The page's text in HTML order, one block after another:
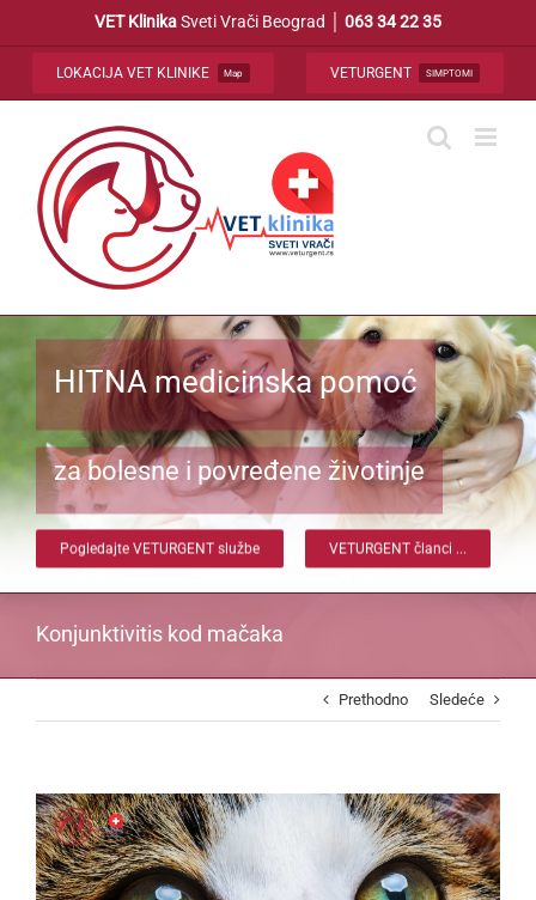
VET KlinikaSveti Vrači Beograd │ 063 34 22 35
LOKACIJA VET KLINIKE Map VETURGENT SIMPTOMI
HITNA medicinska pomoć
za bolesne i povređene životinje
Pogledajte VETURGENT službe VETURGENT članci ...
Konjunktivitis kod mačaka
Prethodno Sledeće
View
Larger
Image